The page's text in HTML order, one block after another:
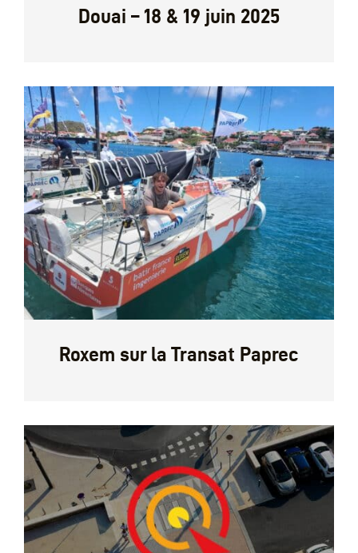
Douai – 18 & 19 juin 2025
Roxem sur la Transat Paprec